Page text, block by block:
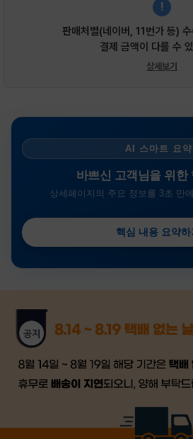
!
판매처별(네이버, 11번가 등)
결제 금액이 다를 수
상세보기
AI 스마트 요약
바쁘신 고객님을 위한
상세페이지의 주요 정보를 3초 만
핵심 내용 요약하